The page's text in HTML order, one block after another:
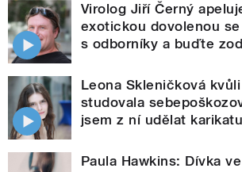
Virolog Jiří Černý
exotickou dovolenou
s odborníky a buďte
Leona Skleničková
studovala
jsem z ní udělat
Paula Hawkins: Dívka